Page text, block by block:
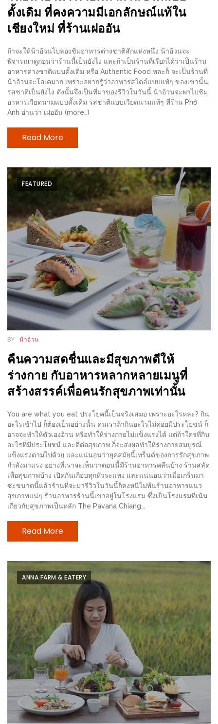
เด็ด
สำหรับ
แม่
ที่รัก
2560
สบาย
ใจ๋…
สไตล์
นิมมาน
คอน
โด
เชียงใหม่
ส่วนลด
พิเศษ
ร้าน
อาหาร
ใน
เชียงใหม่
หนาว
ใช่
ไหม?
แวะ
ไป
ผิง
ไฟ
อุ่นๆ
ปิ้ง
มาร์ช
เมล
โล่
พร้อม
และ
ที่
เดียว
ครบ
ที่
งาน
LEO
PRESENTS
PINGFAI
FESTIVAL
3
อาหาร
ญี่ปุ่น
ดั้งเดิม ที่คงความมีเอกลักษณ์แท้ใน
เชียงใหม่ ที่ร้านเฝออัน
ถ้าจะให้น้าอ้วนไปลองชิมอาหารต่างชาติสักแห่งหนึ่ง น้าอ้วนจะ
พิจารณาดูก่อนว่าร้านนี้เป็นยังไง และถ้าเป็นร้านที่เรียกได้ว่าเป็นร้าน
อาหารต่างชาติแบบดั้งเดิม หรือ Authentic Food หละก็ จะเป็นร้านที่
น้าอ้วนจะโอเคมาก เพราะอยากรู้ว่าอาหารสไตล์แบบแท้ๆ ของเขานั้น
รสชาติเป็นยังไง ดังนั้นจึงเป็นที่มาของรีวิวในวันนี้ น้าอ้วนจะพาไปชิม
อาหารเวียดนามแบบดั้งเดิม รสชาติแบบเวียดนามแท้ๆ ที่ร้าน Phở
Anh อ่านว่า เฝออัน (more…)
Read More
FEATURED
BY น้าอ้วน
คืนความสดชื่นและมีสุขภาพดีให้
ร่างกาย กับอาหารหลากหลายเมนูที่
สร้างสรรค์เพื่อคนรักสุขภาพเท่านั้น
You are what you eat ประโยคนี้เป็นจริงเสมอ เพราะอะไรหละ? กิน
อะไรเข้าไป ก็ต้องเป็นอย่างนั้น คนเราถ้ากินอะไรไม่ค่อยมีประโยชน์ ก็
อาจจะทำให้ตัวเองอ้วน หรือทำให้ร่างกายไม่แข็งแรงได้ แต่ถ้าใครที่กิน
อะไรที่มีประโยชน์ และดีต่อสุขภาพ ก็จะส่งผลทำให้ร่างกายสมบูรณ์
แข็งแรงตามไปด้วย และแน่นอนว่ายุคสมัยนี้เทร็นด์ของการรักสุขภาพ
กำลังมาแรง อย่างที่เราจะเห็นว่าตอนนี้มีร้านอาหารคลีนบ้าง ร้านสลัด
เพื่อสุขภาพบ้าง เปิดกันเกือบทุกหัวระแหง และแน่นอนว่าเมื่อเกริ่นมา
ซะขนาดนี้แล้วร้านที่จะมารีวิวในวันนี้ก็คงหนีไม่พ้นร้านอาหารแนว
สุขภาพแน่ๆ ร้านอาหารร้านนี้เขาอยู่ในโรงแรม ซึ่งเป็นโรงแรมที่เน้น
เกี่ยวกับสุขภาพเป็นหลัก The Pavana Chiang...
Read More
ANNA FARM & EATERY